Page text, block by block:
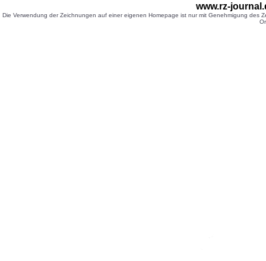
www.rz-
Die Verwendung der Zeichnungen auf einer eigenen Homepage ist nur mit Genehmigung